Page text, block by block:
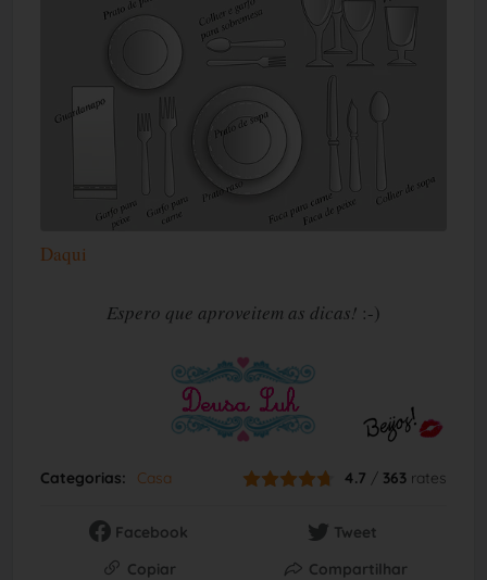
Daqui
Espero que aproveitem as dicas! :-)
Categorias: Casa 4.7 / 363 rates
Facebook
Tweet
Copiar
Compartilhar